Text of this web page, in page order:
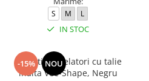
S M L
IN STOC
-15% NOU
Colanti modelatori cu talie
inalta Vee-Shape, Negru